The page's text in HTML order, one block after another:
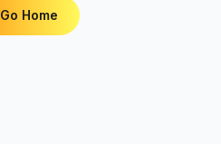
Go Home